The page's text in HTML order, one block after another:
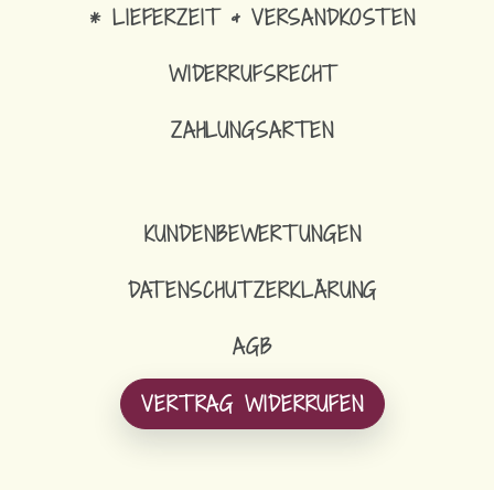
* LIEFERZEIT & VERSANDKOSTEN
WIDERRUFSRECHT
ZAHLUNGSARTEN
KUNDENBEWERTUNGEN
DATENSCHUTZERKLÄRUNG
AGB
VERTRAG WIDERRUFEN